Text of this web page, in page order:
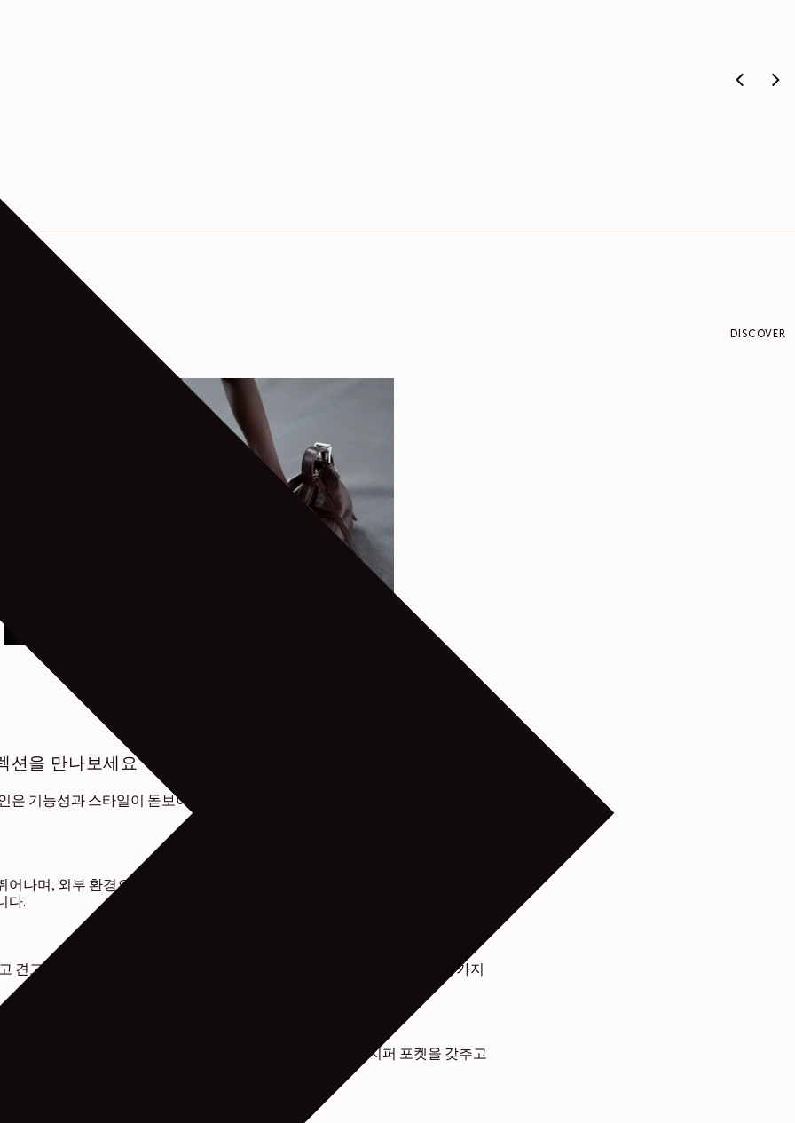
DISCOVER
션을 만나보세요
기능성과 스타일이 돋보이는 견고한 나일론 소재로 제작되어 일상에서 간편
나며, 외부 환경으로부터 내용물을 안전하게 보호해 줍니다. 세 가지 사이즈로
다.
견고한 퀼팅 구조로 안정적인 형태를 유지합니다. 다양한 용도에 맞게 세 가지
좋은 컴팩트한 백으로, 조절이 가능한 패딩 스트랩과 내부 지퍼 포켓을 갖추고